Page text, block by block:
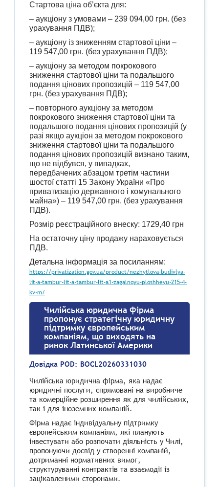
Стартова ціна об’єкта для:
– аукціону з умовами – 239 094,00 грн. (без
урахування ПДВ);
– аукціону із зниженням стартової ціни –
119 547,00 грн. (без урахування ПДВ);
– аукціону за методом покрокового
зниження стартової ціни та подальшого
подання цінових пропозицій – 119 547,00
грн. (без урахування ПДВ);
– повторного аукціону за методом
покрокового зниження стартової ціни та
подальшого подання цінових пропозицій (у
разі якщо аукціон за методом покрокового
зниження стартової ціни та подальшого
подання цінових пропозицій визнано таким,
що не відбувся, у випадках,
передбачених абзацом третім частини
шостої статті 15 Закону України «Про
приватизацію державного і комунального
майна») – 119 547,00 грн. (без урахування
ПДВ).
Розмір реєстраційного внеску: 1729,40 грн
На остаточну ціну продажу нараховується
ПДВ.
Детальна інформація за посиланням:
https://privatization.gov.ua/product/nezhytlova-budivlya-
lit-a-tambur-lit-a-tambur-lit-a1-zagalnoyu-ploshheyu-215-4-
kv-m/
Чилійська юридична фірма
пропонує стратегічну юридичну
підтримку європейським
компаніям, що виходять на
ринок Латинської Америки
Довідка POD: BOCL20260331030
Чилійська юридична фірма, яка надає
юридичні послуги, спрямовані на виробниче
та комерційне розширення як для чилійських,
так і для іноземних компаній.
Фірма надає індивідуальну підтримку
європейським компаніям, які планують
інвестувати або розпочати діяльність у Чилі,
пропонуючи досвід у створенні компаній,
дотриманні нормативних вимог,
структуруванні контрактів та взаємодії із
зацікавленими сторонами.